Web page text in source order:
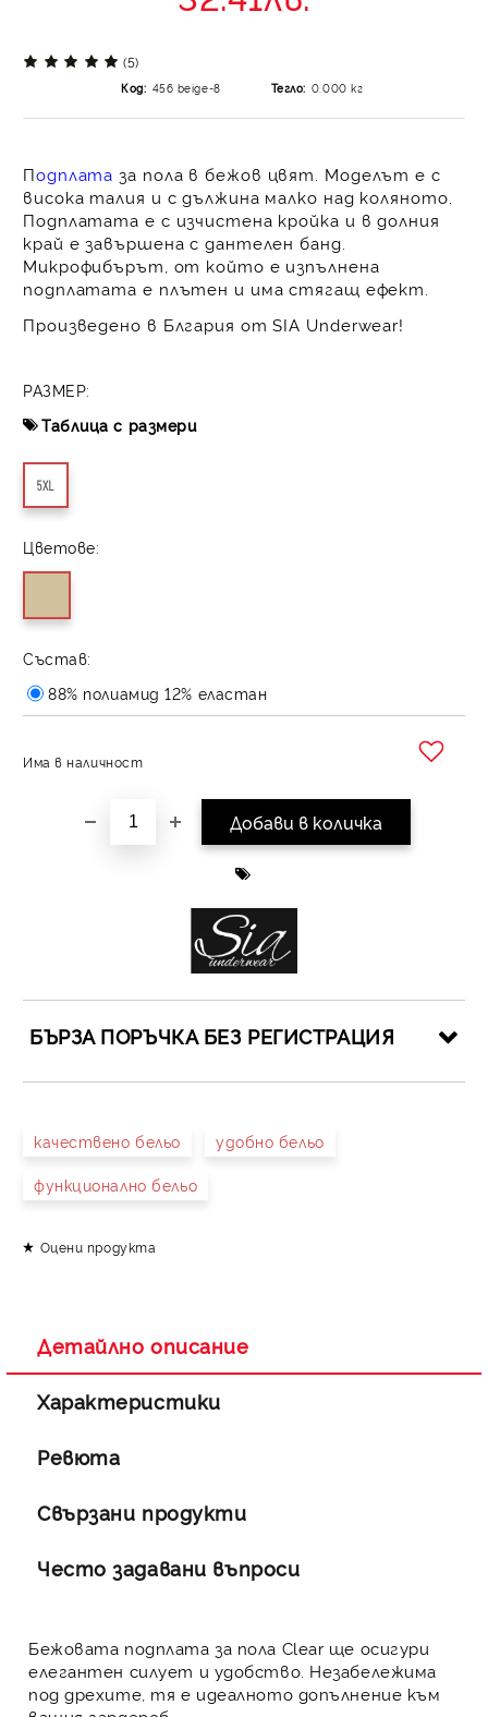
(5)
Код: 456 beige-8 Тегло: 0.000 кг
Подплата за пола в бежов цвят. Моделът е с
висока талия и с дължина малко над коляното.
Подплатата е с изчистена кройка и в долния
край е завършена с дантелен банд.
Микрофибърът, от който е изпълнена
подплатата е плътен и има стягащ ефект.
Произведено в Блгария от SIA Underwear!
РАЗМЕР:
Таблица с размери
5XL
Цветове:
Състав:
88% полиамид 12% еластан
Има в наличност
БЪРЗА ПОРЪЧКА БЕЗ РЕГИСТРАЦИЯ
качествено бельо удобно бельо
функционално бельо
Оцени продукта
Детайлно описание
Характеристики
Ревюта
Свързани продукти
Често задавани въпроси
Бежовата подплата за пола Clear ще осигури
елегантен силует и удобство. Незабележима
под дрехите, тя е идеалното допълнение към